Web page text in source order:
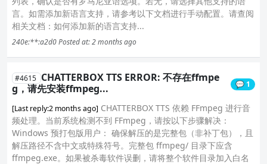
言。如需添加新语言支持，请参考以下文档进行手动配置。请查阅
相关文档：如何添加新的语言支持...
240e:**:a2d0Posted at: 2 months ago
#4615 CHATTERBOX TTS ERROR: 不存在ffmpe
g，请先安装ffmpeg...
💬 1
[Last reply:2 months ago] CHATTERBOX TTS 依赖 FFmpeg 进行音
频处理。当前系统检测不到 FFmpeg，请按以下步骤解决：
Windows 预打包版用户： 确保解压的是完整包（非补丁包），且
解压路径不含中文或特殊符号。完整包 ffmpeg/ 目录下应含
ffmpeg.exe。如果被杀毒软件误删，请将整个软件目录加入白名